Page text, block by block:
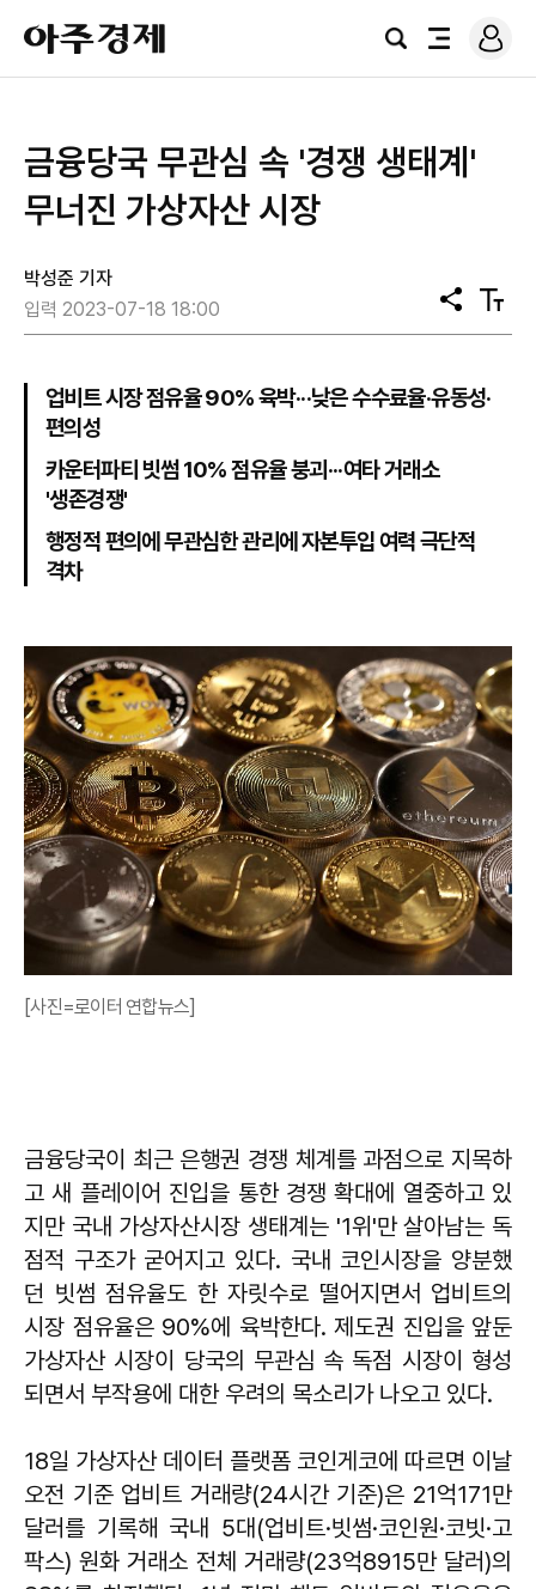
아
주
경
검
전
로
그
금융당국 무관심 속 '경쟁 생태계'
무너진 가상자산 시장
박성준 기자
입력 2023-07-18 18:00
공
유
텍
스
업비트 시장 점유율 90% 육박···낮은 수수료율·유동성·
편의성
카운터파티 빗썸 10% 점유율 붕괴···여타 거래소
'생존경쟁'
행정적 편의에 무관심한 관리에 자본투입 여력 극단적
격차
[사진=로이터 연합뉴스]
금융당국이 최근 은행권 경쟁 체계를 과점으로 지목하
고 새 플레이어 진입을 통한 경쟁 확대에 열중하고 있
지만 국내 가상자산시장 생태계는 '1위'만 살아남는 독
점적 구조가 굳어지고 있다. 국내 코인시장을 양분했
던 빗썸 점유율도 한 자릿수로 떨어지면서 업비트의
시장 점유율은 90%에 육박한다. 제도권 진입을 앞둔
가상자산 시장이 당국의 무관심 속 독점 시장이 형성
되면서 부작용에 대한 우려의 목소리가 나오고 있다.
18일 가상자산 데이터 플랫폼 코인게코에 따르면 이날
오전 기준 업비트 거래량(24시간 기준)은 21억171만
달러를 기록해 국내 5대(업비트·빗썸·코인원·코빗·고
팍스) 원화 거래소 전체 거래량(23억8915만 달러)의